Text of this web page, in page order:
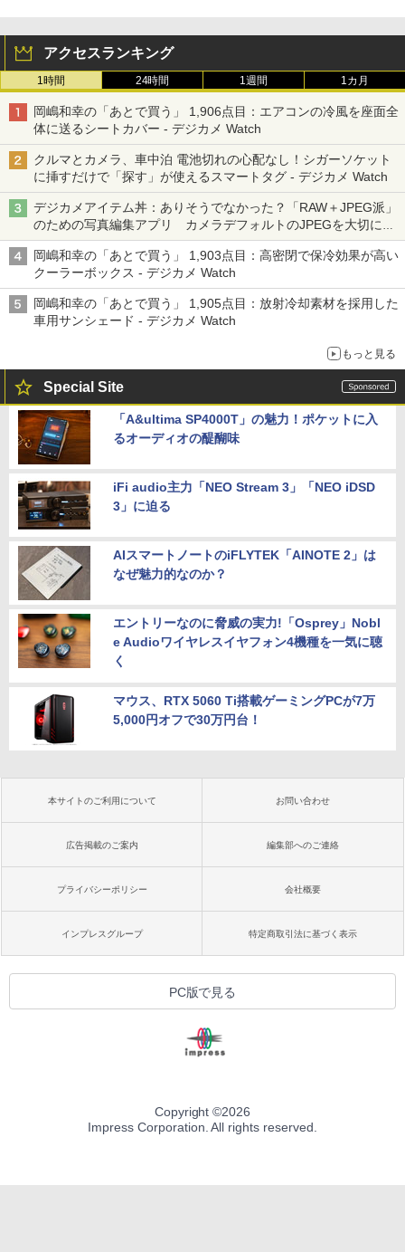
アクセスランキング
1時間 24時間 1週間 1カ月
岡嶋和幸の「あとで買う」 1,906点目：エアコンの冷風を座面全
体に送るシートカバー - デジカメ Watch
クルマとカメラ、車中泊 電池切れの心配なし！シガーソケット
に挿すだけで「探す」が使えるスマートタグ - デジカメ Watch
デジカメアイテム丼：ありそうでなかった？「RAW＋JPEG派」
のための写真編集アプリ カメラデフォルトのJPEGを大切にす
る「Filmator」
岡嶋和幸の「あとで買う」 1,903点目：高密閉で保冷効果が高い
クーラーボックス - デジカメ Watch
岡嶋和幸の「あとで買う」 1,905点目：放射冷却素材を採用した
車用サンシェード - デジカメ Watch
もっと見る
Special Site
「A&ultima SP4000T」の魅力！ポケットに入
るオーディオの醍醐味
iFi audio主力「NEO Stream 3」「NEO iDSD
3」に迫る
AIスマートノートのiFLYTEK「AINOTE 2」は
なぜ魅力的なのか？
エントリーなのに脅威の実力!「Osprey」Nobl
e Audioワイヤレスイヤフォン4機種を一気に聴
く
マウス、RTX 5060 Ti搭載ゲーミングPCが7万
5,000円オフで30万円台！
本サイトのご利用について お問い合わせ
広告掲載のご案内 編集部へのご連絡
プライバシーポリシー 会社概要
インプレスグループ 特定商取引法に基づく表示
PC版で見る
Copyright ©2026
Impress Corporation. All rights reserved.